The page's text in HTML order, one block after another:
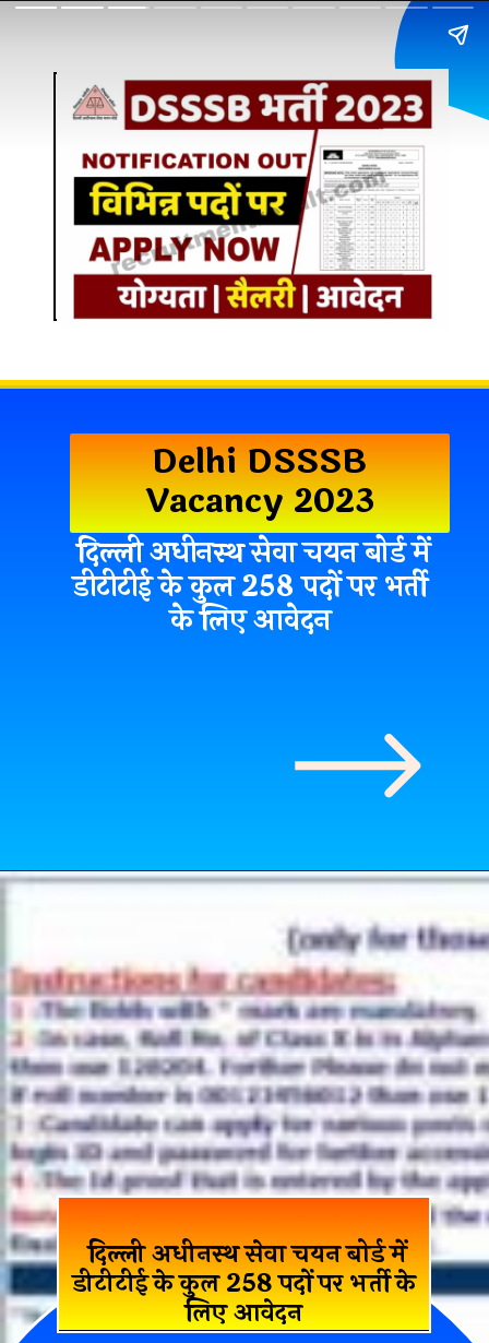
Delhi DSSSB
Vacancy 2023
दिल्ली अधीनस्थ सेवा चयन बोर्ड में
डीटीटीई के कुल 258 पदों पर भर्ती
के लिए आवेदन
दिल्ली अधीनस्थ सेवा चयन बोर्ड में
डीटीटीई के कुल 258 पदों पर भर्ती के
लिए आवेदन